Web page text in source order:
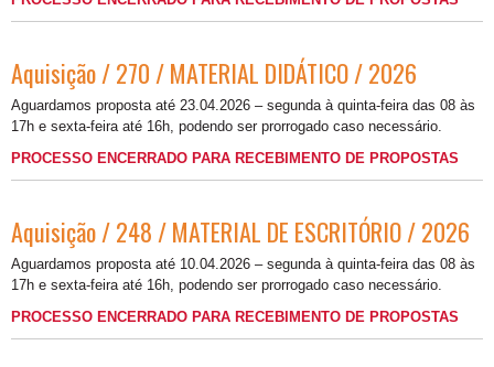
Aquisição / 270 / MATERIAL DIDÁTICO / 2026
Aguardamos proposta até 23.04.2026 – segunda à quinta-feira das 08 às
17h e sexta-feira até 16h, podendo ser prorrogado caso necessário.
PROCESSO ENCERRADO PARA RECEBIMENTO DE PROPOSTAS
Aquisição / 248 / MATERIAL DE ESCRITÓRIO / 2026
Aguardamos proposta até 10.04.2026 – segunda à quinta-feira das 08 às
17h e sexta-feira até 16h, podendo ser prorrogado caso necessário.
PROCESSO ENCERRADO PARA RECEBIMENTO DE PROPOSTAS